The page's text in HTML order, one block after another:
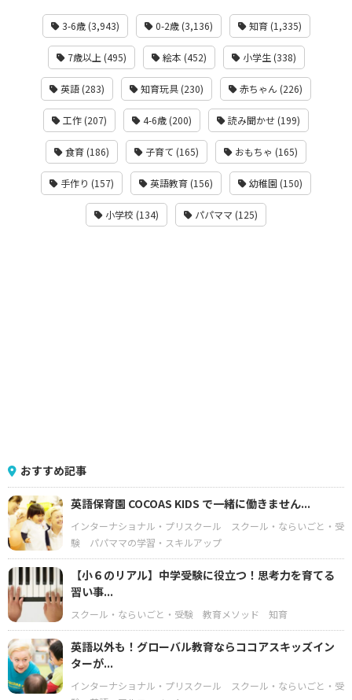
3-6歳 (3,943) 0-2歳 (3,136) 知育 (1,335)
7歳以上 (495) 絵本 (452) 小学生 (338)
英語 (283) 知育玩具 (230) 赤ちゃん (226)
工作 (207) 4-6歳 (200) 読み聞かせ (199)
食育 (186) 子育て (165) おもちゃ (165)
手作り (157) 英語教育 (156) 幼稚園 (150)
小学校 (134) パパママ (125)
おすすめ記事
英語保育園 COCOAS KIDS で一緒に働きません...
インターナショナル・プリスクール
スクール・ならいごと・受
験
パパママの学習・スキルアップ
【小６のリアル】中学受験に役立つ！思考力を育てる
習い事...
スクール・ならいごと・受験 教育メソッド 知育
英語以外も！グローバル教育ならココアスキッズイン
ターが...
インターナショナル・プリスクール
スクール・ならいごと・受